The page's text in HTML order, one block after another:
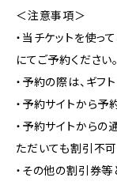
＜注意事項＞
・当チケットを使
にてご予約ください。
・予約の際は、ギフ
・予約サイトから予
・予約サイトから
ただいても割引不可
・その他の割引券等